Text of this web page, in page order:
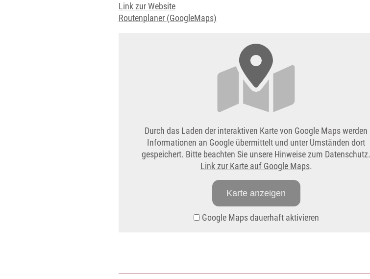
Link zur Website
Routenplaner (GoogleMaps)
Durch das Laden der interaktiven Karte von Google Maps werden
Informationen an Google übermittelt und unter Umständen dort
gespeichert. Bitte beachten Sie unsere Hinweise zum Datenschutz.
Link zur Karte auf Google Maps.
Karte anzeigen
Google Maps dauerhaft aktivieren